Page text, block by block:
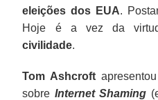
eleições dos EUA.
Hoje é a vez da
civilidade.
Tom Ashcroft
sobre Internet Shaming